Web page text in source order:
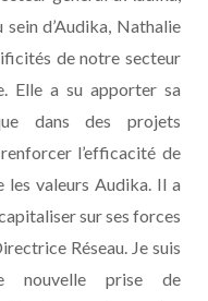
sein d’Audika, Nathalie
de notre secteur
Elle a su apporter sa
dans des projets
l’efficacité de
les valeurs Audika. Il a
sur ses forces
Réseau. Je suis
nouvelle prise de